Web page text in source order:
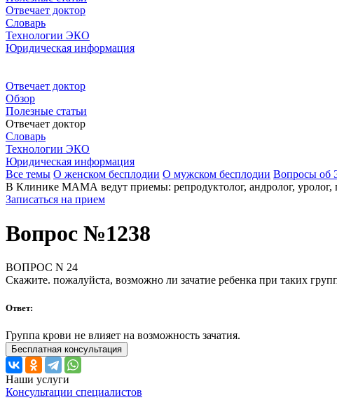
Отвечает доктор
Словарь
Технологии ЭКО
Юридическая информация
Отвечает доктор
Обзор
Полезные статьи
Отвечает доктор
Словарь
Технологии ЭКО
Юридическая информация
Все темы О женском бесплодии О мужском бесплодии Вопросы об
В Клинике МАМА ведут приемы: репродуктолог, андролог, уролог,
Записаться на прием
Вопрос №1238
ВОПРОС N 24
Скажите. пожалуйста, возможно ли зачатие ребенка при таких
Ответ:
Группа крови не влияет на возможность зачатия.
Бесплатная консультация
Наши услуги
Консультации специалистов